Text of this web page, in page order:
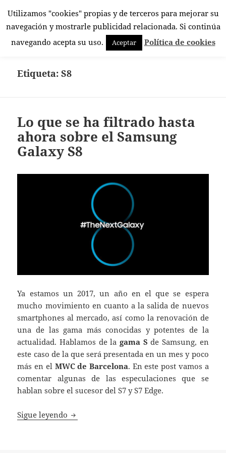
El Rincón Androide
MENÚ
Y
Etiqueta:S8
Lo que se ha filtrado hasta
ahora sobre el Samsung
Galaxy S8
Ya estamos un 2017, un año en el que se espera
mucho movimiento en cuanto a la salida de nuevos
smartphones al mercado, así como la renovación de
una de las gama más conocidas y potentes de la
actualidad. Hablamos de la gama S de Samsung, en
este caso de la que será presentada en un mes y poco
más en el MWC de Barcelona. En este post vamos a
comentar algunas de las especulaciones que se
hablan sobre el sucesor del S7 y S7 Edge.
Sigue leyendo Lo que se ha filtrado hasta ahora sobre el
Utilizamos "cookies" propias y de terceros para mejorar su
navegación y mostrarle publicidad relacionada. Si continúa
navegando acepta su uso.
Aceptar Política de cookies